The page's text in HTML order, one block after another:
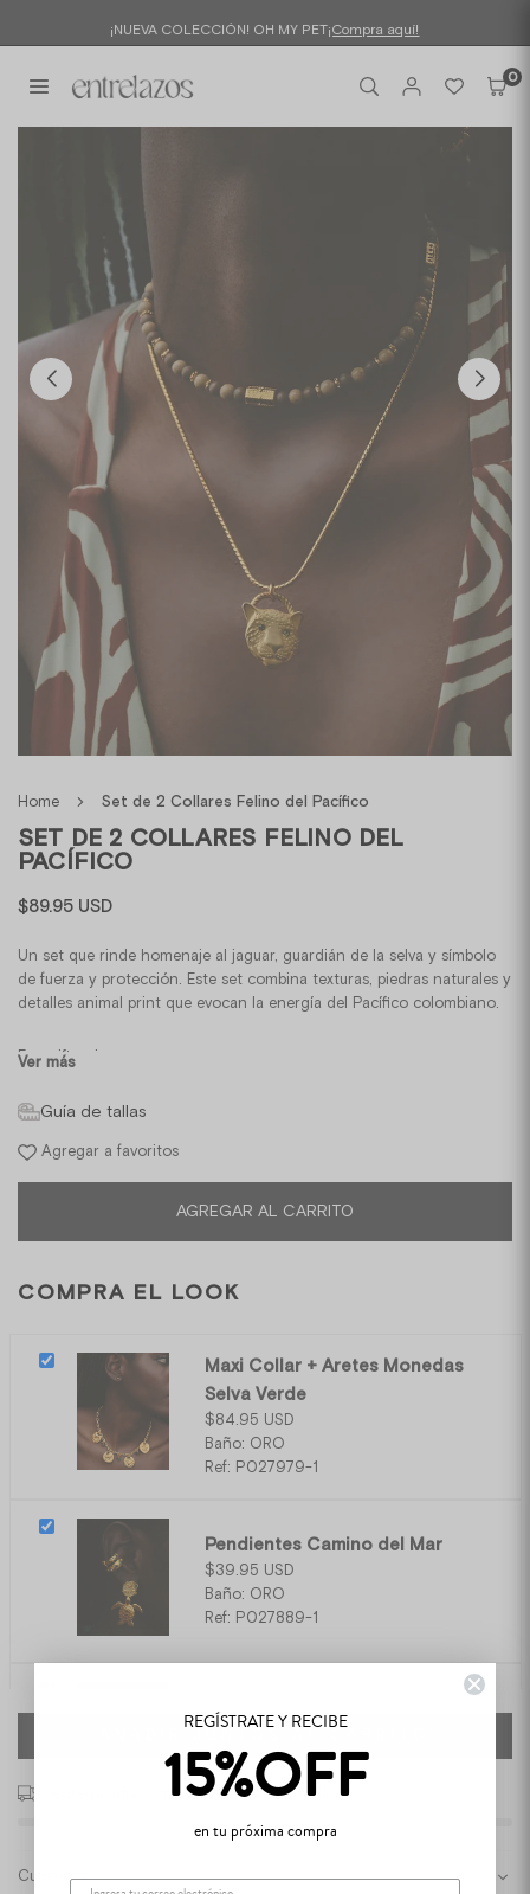
contenido
¡NUEVA COLECCIÓN! OH MY PET¡Compra aquí!
0
Home Set de 2 Collares Felino del Pacífico
SET DE 2 COLLARES FELINO DEL
PACÍFICO
Precio
$89.95 USD
Un set que rinde homenaje al jaguar, guardián de la selva y símbolo
de fuerza y protección. Este set combina texturas, piedras naturales y
detalles animal print que evocan la energía del Pacífico colombiano.
Especificaciones:
Baño en Oro de 24k
Piedra fósil beige 6 mm y marrón claro 6 mm.
Largo: 35 cm + 8 cm de cadena de extensión
Collar medalla jaguar:
Dije: 32mm.
*Incluyen dije terminal del mapa de Colombia.*
Ver más
Guía de tallas
Agregar a favoritos
AGREGAR AL CARRITO
COMPRA EL LOOK
Maxi Collar + Aretes Monedas
Selva Verde
$84.95 USD
Baño: ORO
Ref: P027979-1
Pendientes Camino del Mar
$39.95 USD
Baño: ORO
Ref: P027889-1
Set de 3 Aretes Raíces
Baño: ORO
Ref: P027897-1
más y disfruta de envío GRATIS
Cuidados
REGÍSTRATE Y RECIBE
15%OFF
en tu próxima compra
Email